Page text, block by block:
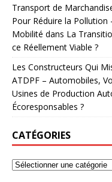
Transport de
Pour Réduire la
Mobilité dans La
ce Réellement Viable ?
Les Constructeurs Qui
ATDPF – Automobiles,
Usines de Production
Écoresponsables ?
CATÉGORIES